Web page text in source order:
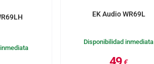
EK Audio WR69L
Disponibilidad inmediata